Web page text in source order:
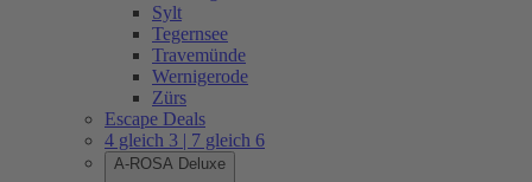
Sylt
Tegernsee
Travemünde
Wernigerode
Zürs
Escape Deals
4 gleich 3 | 7 gleich 6
A-ROSA Deluxe